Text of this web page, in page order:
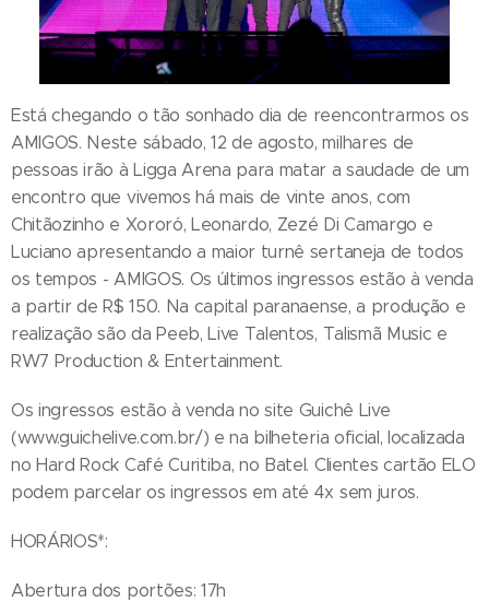
Está chegando o tão sonhado dia de reencontrarmos os
AMIGOS. Neste sábado, 12 de agosto, milhares de
pessoas irão à Ligga Arena para matar a saudade de um
encontro que vivemos há mais de vinte anos, com
Chitãozinho e Xororó, Leonardo, Zezé Di Camargo e
Luciano apresentando a maior turnê sertaneja de todos
os tempos - AMIGOS. Os últimos ingressos estão à venda
a partir de R$ 150. Na capital paranaense, a produção e
realização são da Peeb, Live Talentos, Talismã Music e
RW7 Production & Entertainment.
Os ingressos estão à venda no site Guichê Live
(www.guichelive.com.br/) e na bilheteria oficial, localizada
no Hard Rock Café Curitiba, no Batel. Clientes cartão ELO
podem parcelar os ingressos em até 4x sem juros.
HORÁRIOS*:
Abertura dos portões: 17h